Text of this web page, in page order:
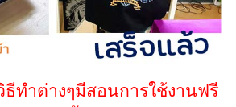
ธีทำต่างๆมีสอนการใช้งานฟรี